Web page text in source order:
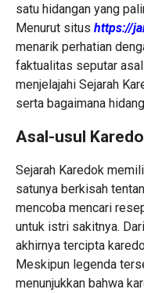
satu hidangan yang
Menurut situs https://
menarik perhatian
faktualitas seputar
menjelajahi Sejarah
serta bagaimana
Asal-usul
Sejarah Karedok
satunya berkisah
mencoba mencari
untuk istri sakitnya.
akhirnya tercipta
Meskipun legenda
menunjukkan bahwa